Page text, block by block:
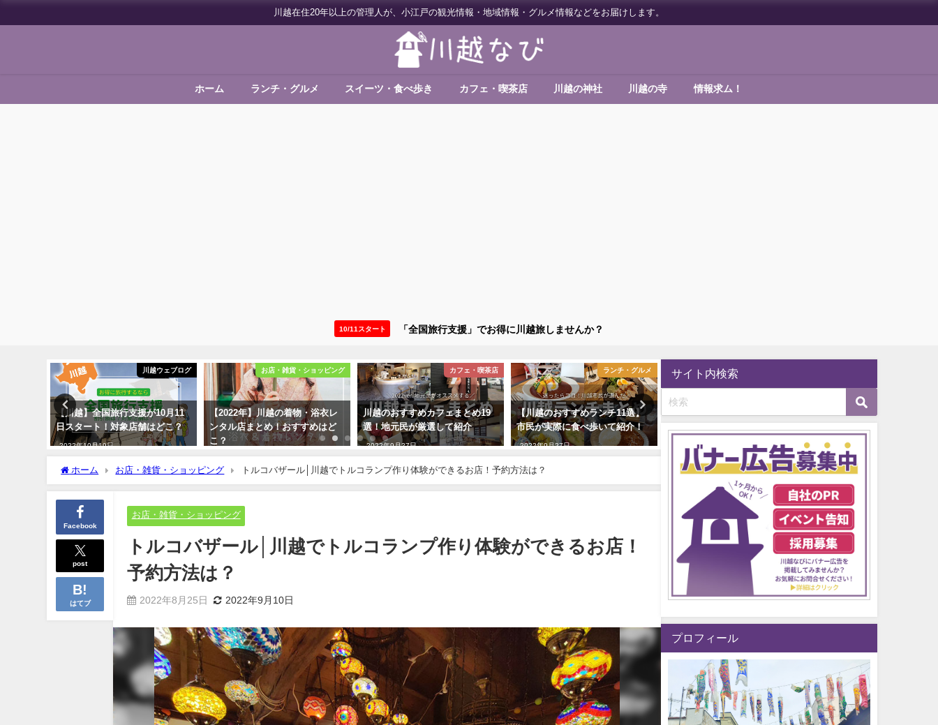
川越在住20年以上の管理人が、小江戸の観光情報・地域情報・グルメ情報などをお届けします。
ホーム ランチ・グルメ スイーツ・食べ歩き カフェ・喫茶店 川越の神社 川越の寺 情報求ム！
10/11スタート 「全国旅行支援」でお得に川越旅しませんか？
川越ウェブログ
【川越】全国旅行支援が10月11
日スタート！対象店舗はどこ？
2022年10月19日
お店・雑貨・ショッピング
【2022年】川越の着物・浴衣レ
ンタル店まとめ！おすすめはど
こ？
カフェ・喫茶店
川越のおすすめカフェまとめ19
選！地元民が厳選して紹介
2022年9月27日
ランチ・グルメ
【川越のおすすめランチ11選】
市民が実際に食べ歩いて紹介！
2022年9月27日
2022年9月27日
選
2022年10月8日
ホーム お店・雑貨・ショッピング トルコバザール│川越でトルコランプ作り体験ができるお店！予約方法は？
Facebook
post
はてブ
お店・雑貨・ショッピング
トルコバザール│川越でトルコランプ作り体験ができるお店！
予約方法は？
2022年8月25日 2022年9月10日
サイト内検索
プロフィール